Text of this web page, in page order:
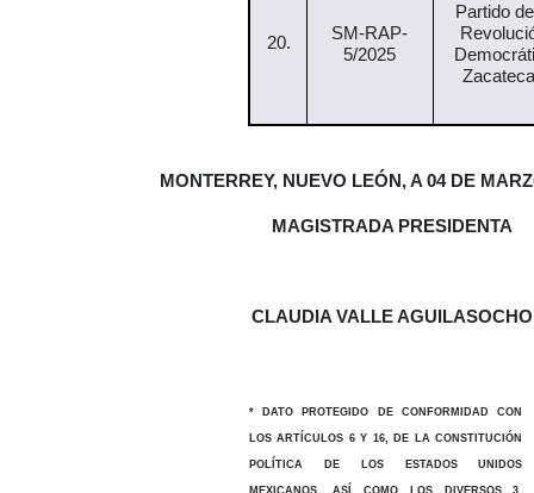
20.
SM-RAP-
5/2025
Partido
MONTERREY, NUEVO LEÓN, A 04 DE
MAGISTRADA PRESIDENTA
CLAUDIA VALLE AGUILASOCHO
* DATO PROTEGIDO DE CONFORMIDAD CON
LOS ARTÍCULOS 6 Y 16, DE LA CONSTITUCIÓN
POLÍTICA DE LOS ESTADOS UNIDOS
MEXICANOS, ASÍ COMO LOS DIVERSOS 3,